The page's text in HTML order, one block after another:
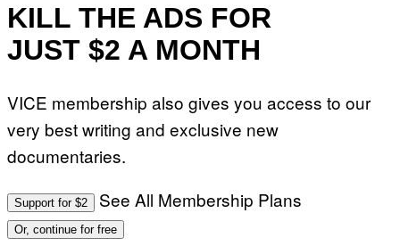
KILL THE ADS FOR
JUST $2 A MONTH
VICE membership also gives you access to our
very best writing and exclusive new
documentaries.
Support for $2 See All Membership Plans
Or, continue for free